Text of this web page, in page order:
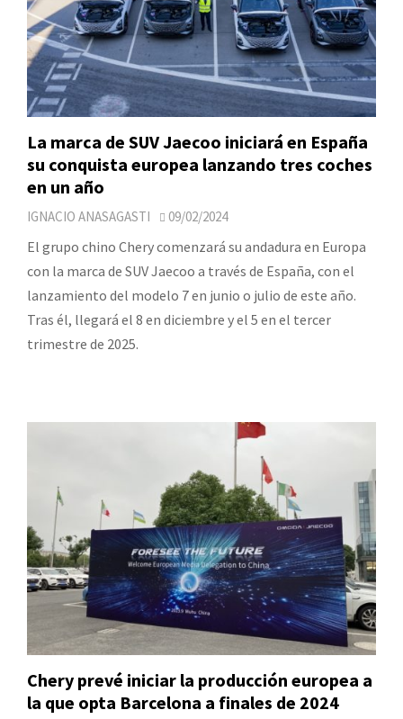
La marca de SUV Jaecoo iniciará en España
su conquista europea lanzando tres coches
en un año
IGNACIO ANASAGASTI 09/02/2024
El grupo chino Chery comenzará su andadura en Europa
con la marca de SUV Jaecoo a través de España, con el
lanzamiento del modelo 7 en junio o julio de este año.
Tras él, llegará el 8 en diciembre y el 5 en el tercer
trimestre de 2025.
Chery prevé iniciar la producción europea a
la que opta Barcelona a finales de 2024